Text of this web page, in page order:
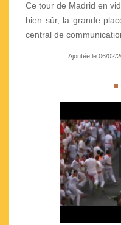
Ce tour de Madrid en
bien sûr, la grande
central de
Ajoutée le 06/02/